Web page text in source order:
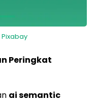
Pixabay
Peringkat
ai semantic